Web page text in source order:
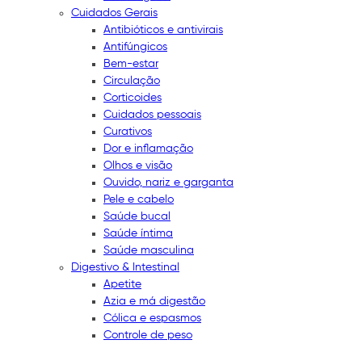
Cuidados Gerais
Antibióticos e antivirais
Antifúngicos
Bem-estar
Circulação
Corticoides
Cuidados pessoais
Curativos
Dor e inflamação
Olhos e visão
Ouvido, nariz e garganta
Pele e cabelo
Saúde bucal
Saúde íntima
Saúde masculina
Digestivo & Intestinal
Apetite
Azia e má digestão
Cólica e espasmos
Controle de peso